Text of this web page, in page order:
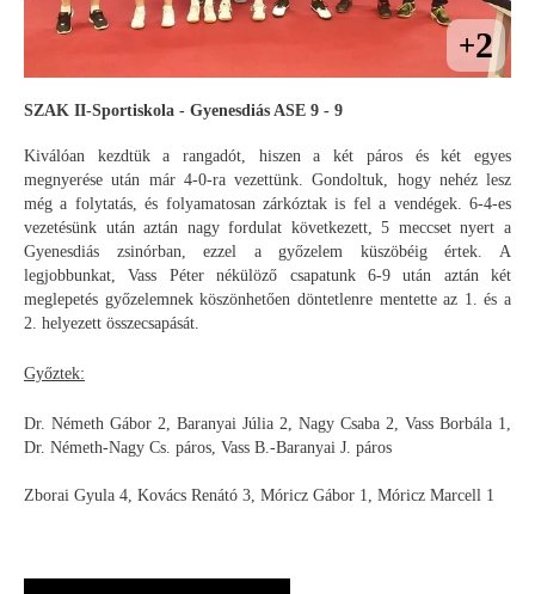
SZAK II-Sportiskola - Gyenesdiás ASE 9 - 9
Kiválóan kezdtük a rangadót, hiszen a két páros és két egyes
megnyerése után már 4-0-ra vezettünk. Gondoltuk, hogy nehéz lesz
még a folytatás, és folyamatosan zárkóztak is fel a vendégek. 6-4-es
vezetésünk után aztán nagy fordulat következett, 5 meccset nyert a
Gyenesdiás zsinórban, ezzel a győzelem küszöbéig értek. A
legjobbunkat, Vass Péter nékülöző csapatunk 6-9 után aztán két
meglepetés győzelemnek köszönhetően döntetlenre mentette az 1. és a
2. helyezett összecsapását.
Győztek:
Dr. Németh Gábor 2, Baranyai Júlia 2, Nagy Csaba 2, Vass Borbála 1,
Dr. Németh-Nagy Cs. páros, Vass B.-Baranyai J. páros
Zborai Gyula 4, Kovács Renátó 3, Móricz Gábor 1, Móricz Marcell 1
+2